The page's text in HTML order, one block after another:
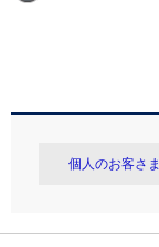
個人のお客さま